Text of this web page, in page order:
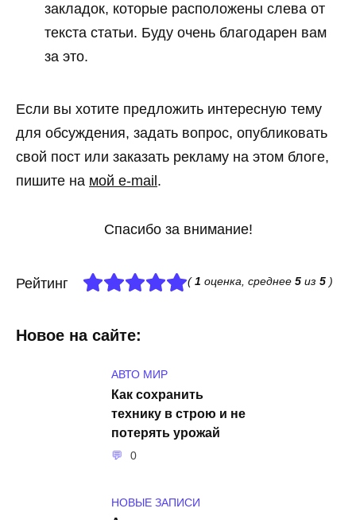
закладок, которые расположены слева от
текста статьи. Буду очень благодарен вам
за это.
Если вы хотите предложить интересную тему
для обсуждения, задать вопрос, опубликовать
свой пост или заказать рекламу на этом блоге,
пишите на мой e-mail .
Спасибо за внимание!
Рейтинг (1 оценка, среднее 5из 5)
Новое на сайте:
АВТО МИР
Как сохранить
технику в строю и не
потерять урожай
0
НОВЫЕ ЗАПИСИ